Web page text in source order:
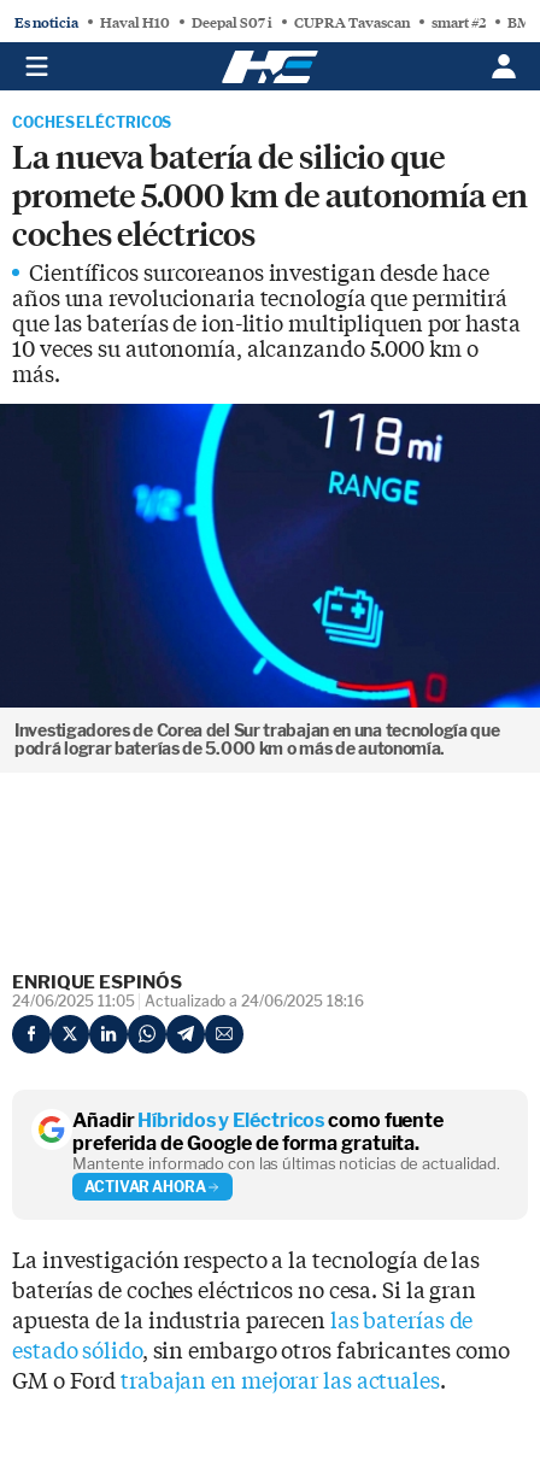
Es noticia Haval H10 Deepal S07 i CUPRA Tavascan smart #2
COCHES ELÉCTRICOS
La nueva batería de silicio que
promete 5.000 km de autonomía en
coches eléctricos
Científicos surcoreanos investigan desde hace
años una revolucionaria tecnología que permitirá
que las baterías de ion-litio multipliquen por hasta
10 veces su autonomía, alcanzando 5.000 km o
más.
Investigadores de Corea del Sur trabajan en una tecnología que
podrá lograr baterías de 5.000 km o más de autonomía.
ENRIQUE ESPINÓS
24/06/2025 11:05 Actualizado a 24/06/2025 18:16
AñadirHíbridos y Eléctricoscomo fuente
preferida de Google de forma gratuita.
Mantente informado con las últimas noticias de actualidad.
ACTIVAR AHORA
La investigación respecto a la tecnología de las
baterías de coches eléctricos no cesa. Si la gran
apuesta de la industria parecenlas baterías de
estado sólido, sin embargo otros fabricantes como
GM o Fordtrabajan en mejorar las actuales.